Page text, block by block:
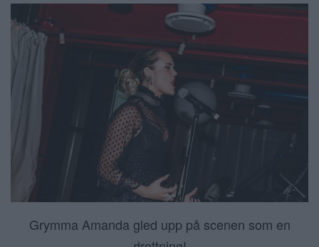
Grymma Amanda gled upp på scenen som en